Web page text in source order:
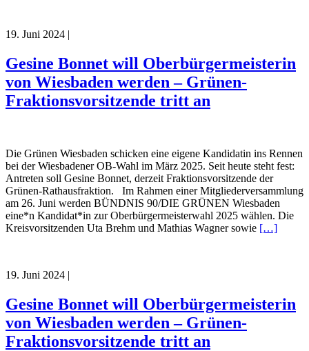
19. Juni 2024 |
Gesine Bonnet will Oberbürgermeisterin
von Wiesbaden werden – Grünen-
Fraktionsvorsitzende tritt an
Die Grünen Wiesbaden schicken eine eigene Kandidatin ins Rennen
bei der Wiesbadener OB-Wahl im März 2025. Seit heute steht fest:
Antreten soll Gesine Bonnet, derzeit Fraktionsvorsitzende der
Grünen-Rathausfraktion. Im Rahmen einer Mitgliederversammlung
am 26. Juni werden BÜNDNIS 90/DIE GRÜNEN Wiesbaden
eine*n Kandidat*in zur Oberbürgermeisterwahl 2025 wählen. Die
Kreisvorsitzenden Uta Brehm und Mathias Wagner sowie […]
19. Juni 2024 |
Gesine Bonnet will Oberbürgermeisterin
von Wiesbaden werden – Grünen-
Fraktionsvorsitzende tritt an